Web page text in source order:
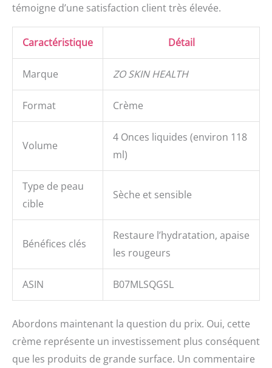
témoigne d’une satisfaction client très élevée.
Caractéristique Détail
Marque ZO SKIN HEALTH
Format Crème
Volume
4 Onces liquides (environ 118
ml)
Type de peau
cible
Sèche et sensible
Bénéfices clés
Restaure l’hydratation, apaise
les rougeurs
ASIN B07MLSQGSL
Abordons maintenant la question du prix. Oui, cette
crème représente un investissement plus conséquent
que les produits de grande surface. Un commentaire